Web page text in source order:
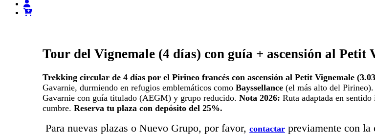
Tour del Vignemale (4 días) con guía + ascensión al Petit
Trekking circular de 4 días por el Pirineo francés con ascensión al Petit Vignemale
Gavarnie, durmiendo en refugios emblemáticos como Bayssellance (el más alto del
Gavarnie con guía titulado (AEGM) y grupo reducido. Nota 2026: Ruta adaptada en
cumbre. Reserva tu plaza con depósito del 25%.
Para nuevas plazas o Nuevo Grupo, por favor, contactar previamente con la